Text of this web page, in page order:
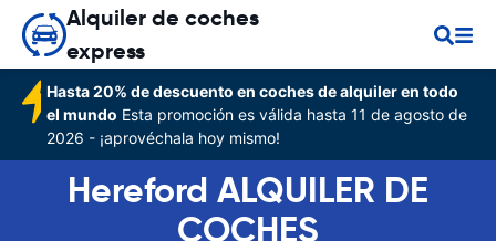
Alquiler de coches
express
Hasta 20% de descuento en coches de alquiler en todo
el mundo Esta promoción es válida hasta 11 de agosto de
2026 - ¡aprovéchala hoy mismo!
Hereford ALQUILER DE
COCHES